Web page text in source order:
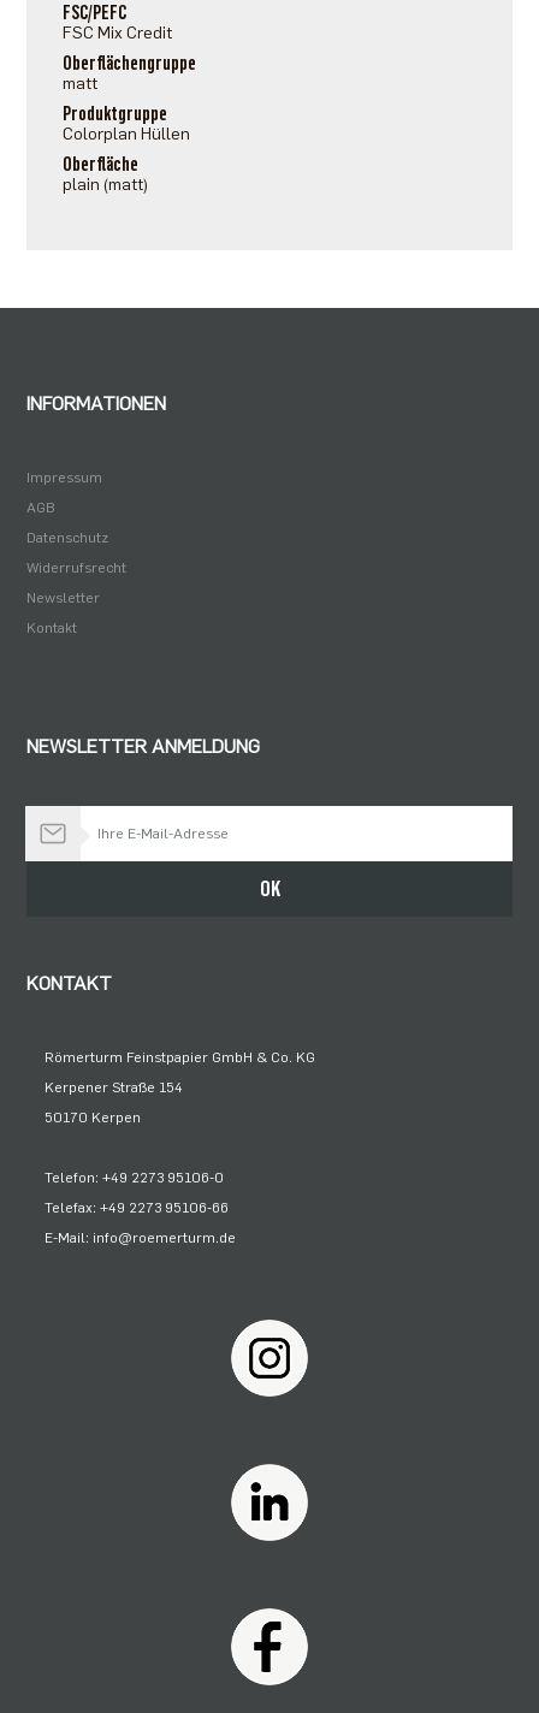
FSC/PEFC
FSC Mix Credit
Oberflächengruppe
matt
Produktgruppe
Colorplan Hüllen
Oberfläche
plain (matt)
INFORMATIONEN
Impressum
AGB
Datenschutz
Widerrufsrecht
Newsletter
Kontakt
NEWSLETTER ANMELDUNG
OK
KONTAKT
Römerturm Feinstpapier GmbH & Co. KG
Kerpener Straße 154
50170 Kerpen
Telefon: +49 2273 95106-0
Telefax: +49 2273 95106-66
E-Mail: info@roemerturm.de